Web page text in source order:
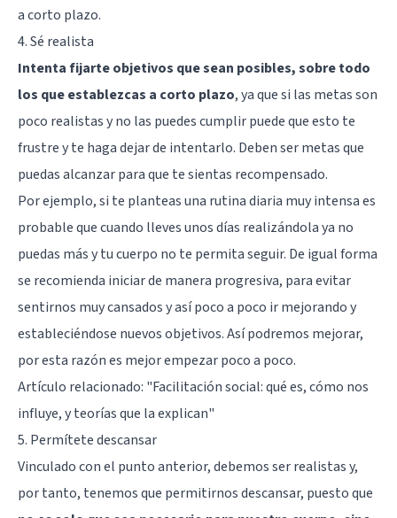
a corto plazo.
4. Sé realista
Intenta fijarte objetivos que sean posibles, sobre todo
los que establezcas a corto plazo, ya que si las metas son
poco realistas y no las puedes cumplir puede que esto te
frustre y te haga dejar de intentarlo. Deben ser metas que
puedas alcanzar para que te sientas recompensado.
Por ejemplo, si te planteas una rutina diaria muy intensa es
probable que cuando lleves unos días realizándola ya no
puedas más y tu cuerpo no te permita seguir. De igual forma
se recomienda iniciar de manera progresiva, para evitar
sentirnos muy cansados y así poco a poco ir mejorando y
estableciéndose nuevos objetivos. Así podremos mejorar,
por esta razón es mejor empezar poco a poco.
Artículo relacionado: "Facilitación social: qué es, cómo nos
influye, y teorías que la explican"
5. Permítete descansar
Vinculado con el punto anterior, debemos ser realistas y,
por tanto, tenemos que permitirnos descansar, puesto que